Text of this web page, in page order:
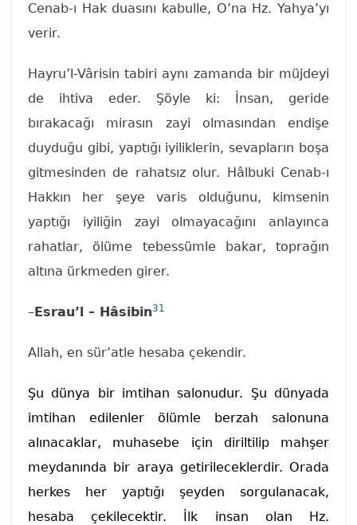
Cenab-ı Hak duasını kabulle, O’na Hz. Yahya’yı
verir.
Hayru’l-Vârisin tabiri aynı zamanda bir müjdeyi
de ihtiva eder. Şöyle ki: İnsan, geride
bırakacağı mirasın zayi olmasından endişe
duyduğu gibi, yaptığı iyiliklerin, sevapların boşa
gitmesinden de rahatsız olur. Hâlbuki Cenab-ı
Hakkın her şeye varis olduğunu, kimsenin
yaptığı iyiliğin zayi olmayacağını anlayınca
rahatlar, ölüme tebessümle bakar, toprağın
altına ürkmeden girer.
–Esrau’l – Hâsibin31
Allah, en sür’atle hesaba çekendir.
Şu dünya bir imtihan salonudur. Şu dünyada
imtihan edilenler ölümle berzah salonuna
alınacaklar, muhasebe için diriltilip mahşer
meydanında bir araya getirileceklerdir. Orada
herkes her yaptığı şeyden sorgulanacak,
hesaba çekilecektir. İlk insan olan Hz.